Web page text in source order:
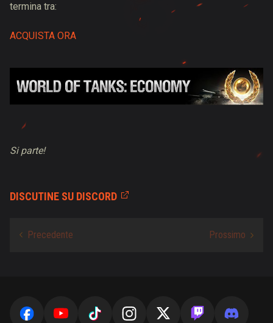
termina tra:
ACQUISTA ORA
Si parte!
DISCUTINE SU DISCORD